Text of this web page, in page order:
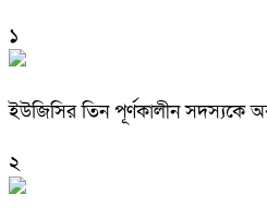
১
ইউজিসির তিন পূর্ণকালীন সদস্যকে
২